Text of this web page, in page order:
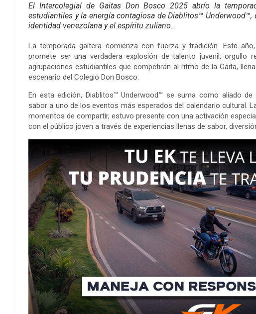
El Intercolegial de Gaitas Don Bosco 2025 abrío la
estudiantiles y la energía contagiosa de Diablitos™
identidad venezolana y el espíritu zuliano.
La temporada gaitera comienza con fuerza y tradición. Este
promete ser una verdadera explosión de talento juvenil, orgullo
agrupaciones estudiantiles que competirán al ritmo de la Gaita,
escenario del Colegio Don Bosco.
En esta edición, Diablitos™ Underwood™ se suma como aliado
sabor a uno de los eventos más esperados del calendario cultural.
momentos de compartir, estuvo presente con una activación
con el público joven a través de experiencias llenas de sabor,